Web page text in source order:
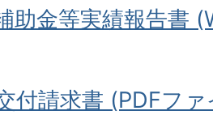
助金等実績報告書
付請求書 (PDFフ